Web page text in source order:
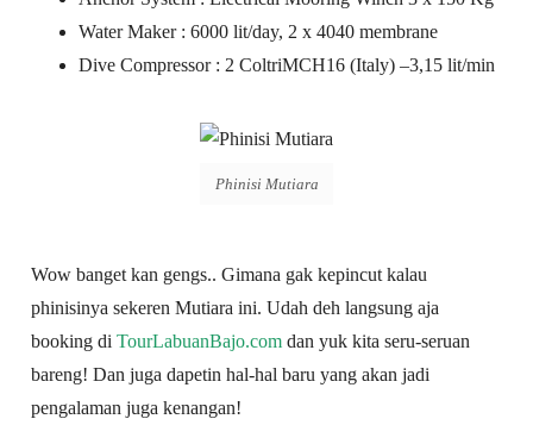
Water Maker : 6000 lit/day, 2 x 4040 membrane
Dive Compressor : 2 ColtriMCH16 (Italy) –3,15 lit/min
Phinisi Mutiara
Wow banget kan gengs.. Gimana gak kepincut kalau
phinisinya sekeren Mutiara ini. Udah deh langsung aja
booking diTourLabuanBajo.com dan yuk kita seru-seruan
bareng! Dan juga dapetin hal-hal baru yang akan jadi
pengalaman juga kenangan!